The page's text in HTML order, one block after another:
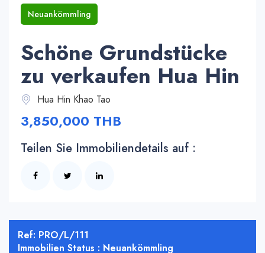
Neuankömmling
Schöne Grundstücke
zu verkaufen Hua Hin
Hua Hin Khao Tao
3,850,000 THB
Teilen Sie Immobiliendetails auf :
Ref: PRO/L/111
Immobilien Status : Neuankömmling